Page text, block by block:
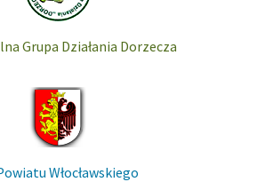
Grupa Działania Dorzecza
Włocławskiego